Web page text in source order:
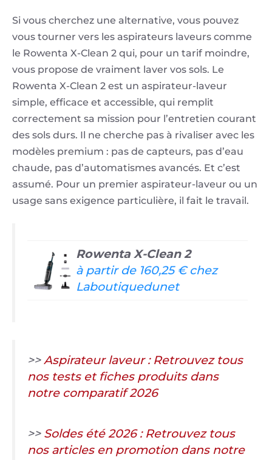
Si vous cherchez une alternative, vous pouvez
vous tourner vers les aspirateurs laveurs comme
le Rowenta X-Clean 2 qui, pour un tarif moindre,
vous propose de vraiment laver vos sols. Le
Rowenta X-Clean 2 est un aspirateur-laveur
simple, efficace et accessible, qui remplit
correctement sa mission pour l’entretien courant
des sols durs. Il ne cherche pas à rivaliser avec les
modèles premium : pas de capteurs, pas d’eau
chaude, pas d’automatismes avancés. Et c’est
assumé. Pour un premier aspirateur-laveur ou un
usage sans exigence particulière, il fait le travail.
Rowenta X-Clean 2
à partir de 160,25 € chez
Laboutiquedunet
>> Aspirateur laveur : Retrouvez tous
nos tests et fiches produits dans
notre comparatif 2026
>> Soldes été 2026 : Retrouvez tous
nos articles en promotion dans notre